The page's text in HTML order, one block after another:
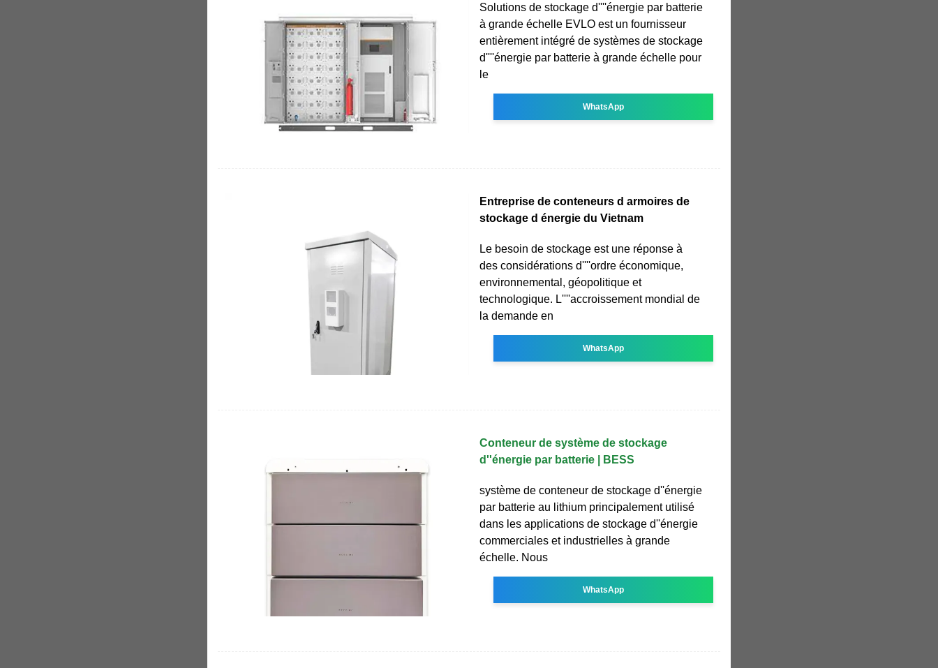
Solutions de stockage d''''énergie par batterie
à grande échelle EVLO est un fournisseur
entièrement intégré de systèmes de stockage
d''''énergie par batterie à grande échelle pour
le
WhatsApp
Entreprise de conteneurs d armoires de
stockage d énergie du Vietnam
Le besoin de stockage est une réponse à
des considérations d''''ordre économique,
environnemental, géopolitique et
technologique. L''''accroissement mondial de
la demande en
WhatsApp
Conteneur de système de stockage
d''énergie par batterie | BESS
système de conteneur de stockage d''énergie
par batterie au lithium principalement utilisé
dans les applications de stockage d''énergie
commerciales et industrielles à grande
échelle. Nous
WhatsApp